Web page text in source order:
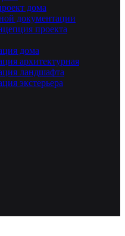
дома
документации
проекта
дома
архитектурная
ландшафта
экстерьера